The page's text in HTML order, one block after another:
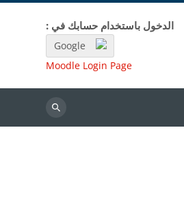
الدخول باستخدام حسابك في :
Google
Moodle Login Page
بحث